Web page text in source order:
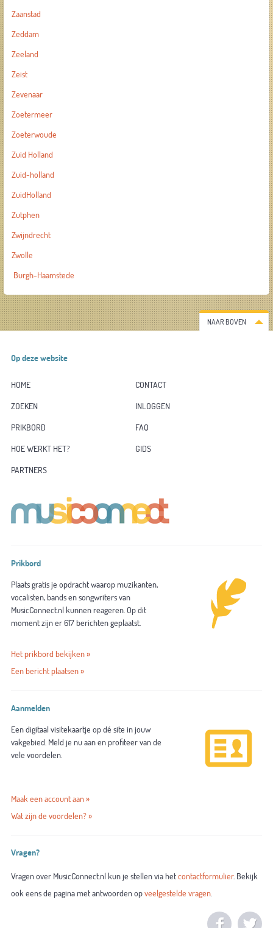
Zaanstad
Zeddam
Zeeland
Zeist
Zevenaar
Zoetermeer
Zoeterwoude
Zuid Holland
Zuid-holland
ZuidHolland
Zutphen
Zwijndrecht
Zwolle
Burgh-Haamstede
NAAR BOVEN
Op deze website
HOME
CONTACT
ZOEKEN
INLOGGEN
PRIKBORD
FAQ
HOE WERKT HET?
GIDS
PARTNERS
Prikbord
Plaats gratis je opdracht waarop muzikanten,
vocalisten, bands en songwriters van
MusicConnect.nl kunnen reageren. Op dit
moment zijn er 617 berichten geplaatst.
Het prikbord bekijken »
Een bericht plaatsen »
Aanmelden
Een digitaal visitekaartje op dé site in jouw
vakgebied. Meld je nu aan en profiteer van de
vele voordelen.
Maak een account aan »
Wat zijn de voordelen? »
Vragen?
Vragen over MusicConnect.nl kun je stellen via hetcontactformulier. Bekijk
ook eens de pagina met antwoorden opveelgestelde vragen.